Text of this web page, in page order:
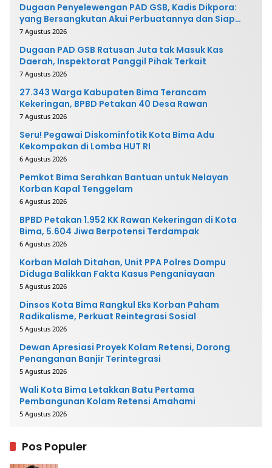
Dugaan Penyelewengan PAD GSB, Kadis Dikpora:
yang Bersangkutan Akui Perbuatannya dan Siap
Mengembalikan Uang
7 Agustus 2026
Dugaan PAD GSB Ratusan Juta tak Masuk Kas
Daerah, Inspektorat Panggil Pihak Terkait
7 Agustus 2026
27.343 Warga Kabupaten Bima Terancam
Kekeringan, BPBD Petakan 40 Desa Rawan
7 Agustus 2026
Seru! Pegawai Diskominfotik Kota Bima Adu
Kekompakan di Lomba HUT RI
6 Agustus 2026
Pemkot Bima Serahkan Bantuan untuk Nelayan
Korban Kapal Tenggelam
6 Agustus 2026
BPBD Petakan 1.952 KK Rawan Kekeringan di Kota
Bima, 5.604 Jiwa Berpotensi Terdampak
6 Agustus 2026
Korban Malah Ditahan, Unit PPA Polres Dompu
Diduga Balikkan Fakta Kasus Penganiayaan
5 Agustus 2026
Dinsos Kota Bima Rangkul Eks Korban Paham
Radikalisme, Perkuat Reintegrasi Sosial
5 Agustus 2026
Dewan Apresiasi Proyek Kolam Retensi, Dorong
Penanganan Banjir Terintegrasi
5 Agustus 2026
Wali Kota Bima Letakkan Batu Pertama
Pembangunan Kolam Retensi Amahami
5 Agustus 2026
Pos Populer